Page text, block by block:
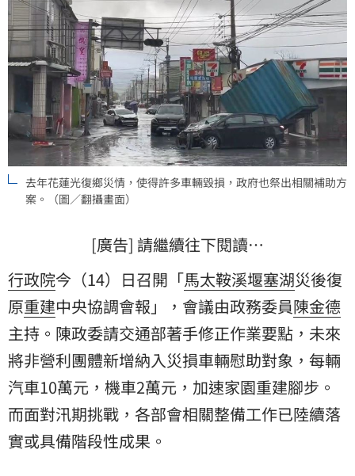
去年花蓮光復鄉災情，使得許多車輛毀損，政府也祭出相關補助方
案。（圖／翻攝畫面）
[廣告] 請繼續往下閱讀…
行政院今（14）日召開「馬太鞍溪堰塞湖災後復
原重建中央協調會報」，會議由政務委員陳金德
主持。陳政委請交通部著手修正作業要點，未來
將非營利團體新增納入災損車輛慰助對象，每輛
汽車10萬元，機車2萬元，加速家園重建腳步。
而面對汛期挑戰，各部會相關整備工作已陸續落
實或具備階段性成果。